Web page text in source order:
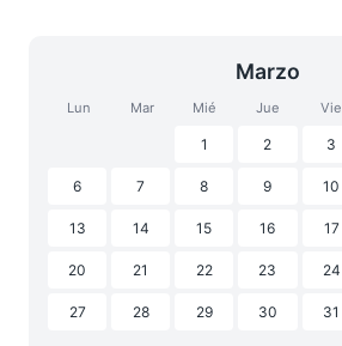
Marzo
Lun Mar Mié Jue Vie
1 2 3
6 7 8 9 10
13 14 15 16 17
20 21 22 23 24
27 28 29 30 31